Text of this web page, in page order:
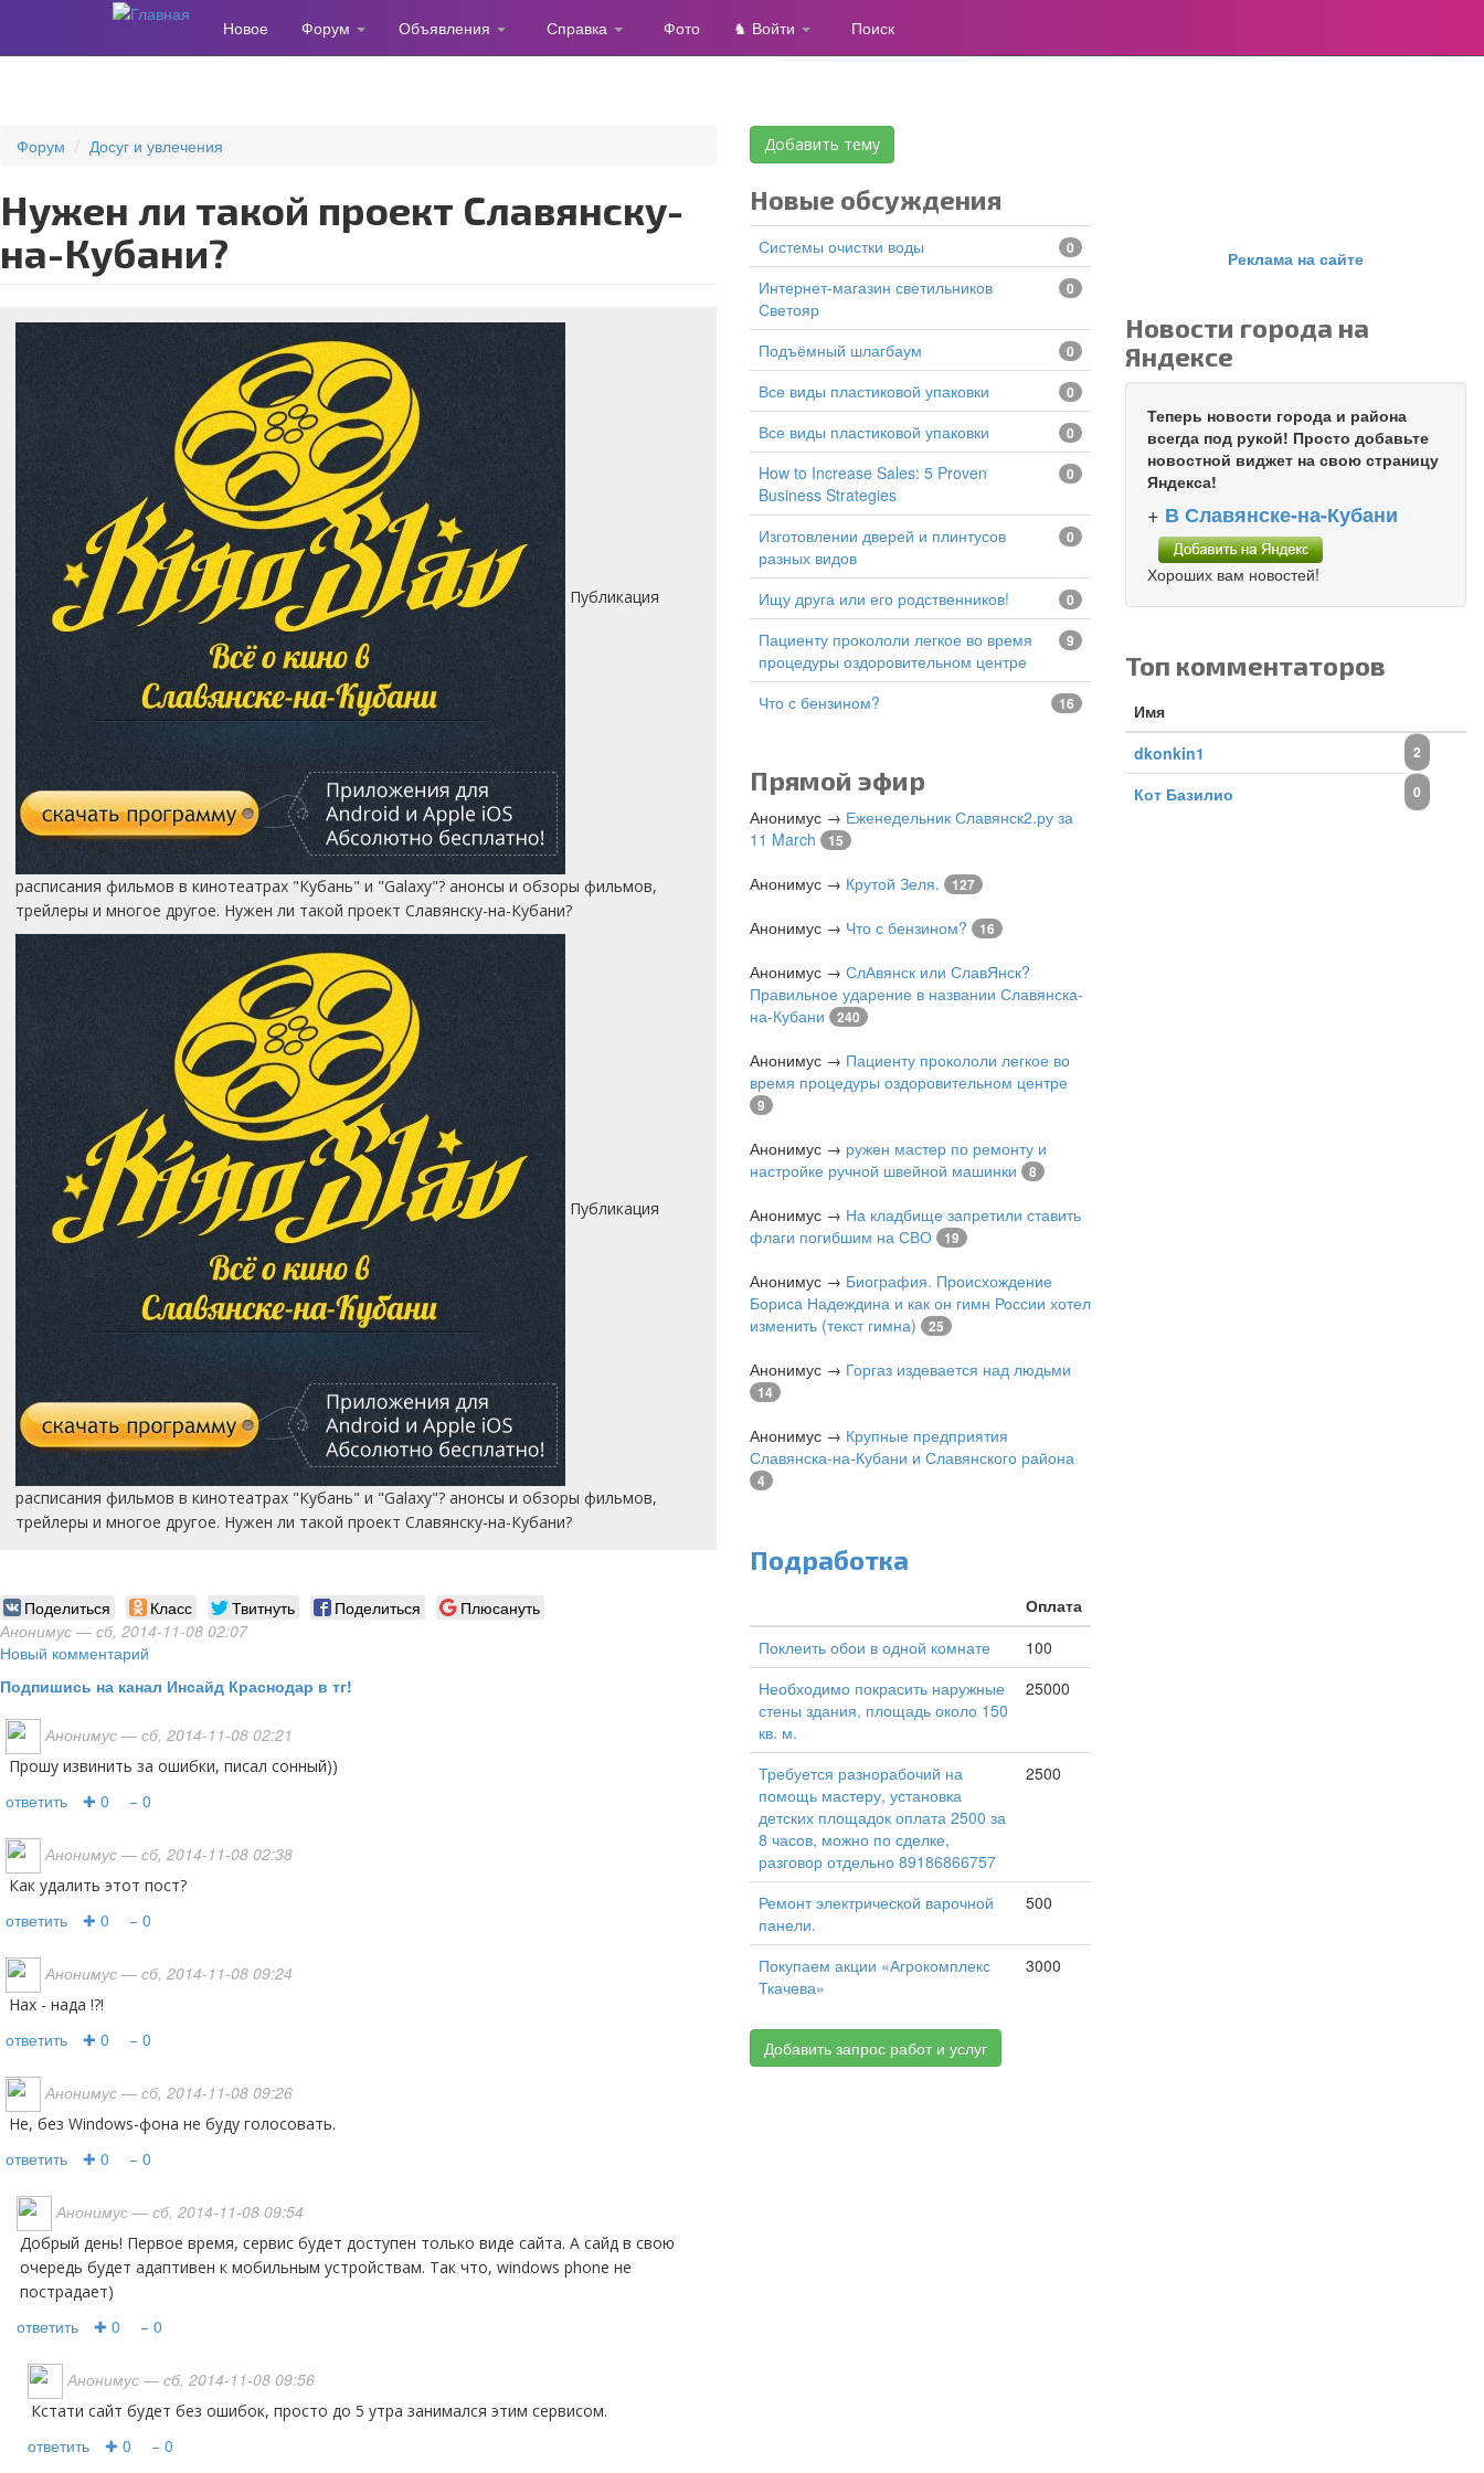
Новое Форум Объявления Справка Фото ♞ Войти Поиск
Форум Досуг и увлечения
Нужен ли такой проект Славянску-
на-Кубани?
Публикация
расписания фильмов в кинотеатрах "Кубань" и "Galaxy"? анонсы и обзоры фильмов,
трейлеры и многое другое. Нужен ли такой проект Славянску-на-Кубани?
Публикация
расписания фильмов в кинотеатрах "Кубань" и "Galaxy"? анонсы и обзоры фильмов,
трейлеры и многое другое. Нужен ли такой проект Славянску-на-Кубани?
Поделиться Класс Твитнуть Поделиться
Плюсануть
Анонимус — сб, 2014-11-08 02:07
Новый комментарий
Подпишись на канал Инсайд Краснодар в тг!
Анонимус — сб, 2014-11-08 02:21
Прошу извинить за ошибки, писал сонный))
ответить ✚ 0 − 0
Анонимус — сб, 2014-11-08 02:38
Как удалить этот пост?
ответить ✚ 0 − 0
Анонимус — сб, 2014-11-08 09:24
Нах - нада !?!
ответить ✚ 0 − 0
Анонимус — сб, 2014-11-08 09:26
Не, без Windows-фона не буду голосовать.
ответить ✚ 0 − 0
Анонимус — сб, 2014-11-08 09:54
Добрый день! Первое время, сервис будет доступен только виде сайта. А сайд в свою
очередь будет адаптивен к мобильным устройствам. Так что, windows phone не
пострадает)
ответить ✚ 0 − 0
Анонимус — сб, 2014-11-08 09:56
Кстати сайт будет без ошибок, просто до 5 утра занимался этим сервисом.
ответить ✚ 0 − 0
Добавить тему
Новые обсуждения
Системы очистки воды 0
Интернет-магазин светильников
Светояр
0
подъёмный шлагбаум 0
все виды пластиковой упаковки 0
все виды пластиковой упаковки 0
How to Increase Sales: 5 Proven
Business Strategies
0
изготовлении дверей и плинтусов
разных видов
0
Ищу друга или его родственников! 0
Пациенту прокололи легкое во время
процедуры оздоровительном центре
9
Что с бензином? 16
Прямой эфир
Анонимус → Еженедельник Славянск2.ру за
11 March
15
Анонимус → Крутой Зеля. 127
Анонимус → Что с бензином? 16
Анонимус → СлАвянск или СлавЯнск?
Правильное ударение в названии Славянска-
на-Кубани
240
Анонимус → Пациенту прокололи легкое во
время процедуры оздоровительном центре
9
Анонимус → ружен мастер по ремонту и
настройке ручной швейной машинки
8
Анонимус → На кладбище запретили ставить
флаги погибшим на СВО
19
Анонимус → Биография. Происхождение
Бориса Надеждина и как он гимн России хотел
изменить (текст гимна)
25
Анонимус → Горгаз издевается над людьми
14
Анонимус → Крупные предприятия
Славянска-на-Кубани и Славянского района
4
Подработка
Оплата
Поклеить обои в одной комнате
100
Необходимо покрасить наружные
стены здания, площадь около 150
кв. м.
25000
Требуется разнорабочий на
помощь мастеру, установка
детских площадок оплата 2500 за
8 часов, можно по сделке,
разговор отдельно 89186866757
2500
Ремонт электрической варочной
панели.
500
Покупаем акции «Агрокомплекс
Ткачева»
3000
Добавить запрос работ и услуг
Реклама на сайте
Новости города на
Яндексе
Теперь новости города и района
всегда под рукой! Просто добавьте
новостной виджет на свою страницу
Яндекса!
+ В Славянске-на-Кубани
Хороших вам новостей!
Топ комментаторов
Имя
dkonkin1
2
Кот Базилио 0